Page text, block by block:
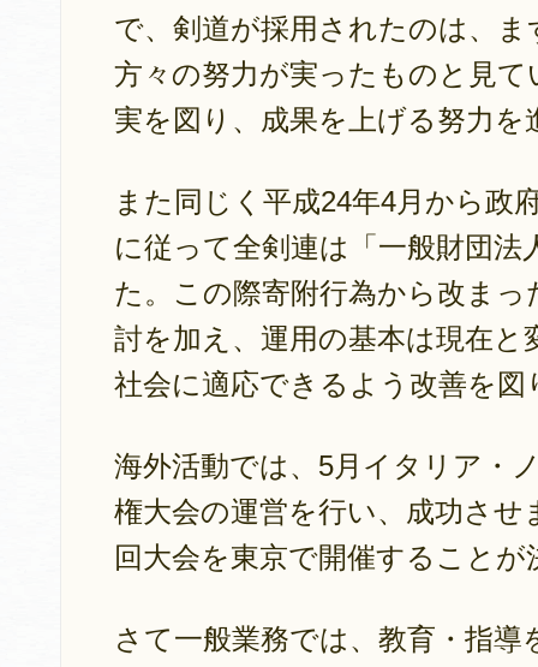
で、剣道が採用されたのは、
方々の努力が実ったものと見
実を図り、成果を上げる努力
また同じく平成24年4月から政
に従って全剣連は「一般財団
た。この際寄附行為から改ま
討を加え、運用の基本は現在
社会に適応できるよう改善を図
海外活動では、5月イタリア・
権大会の運営を行い、成功さ
回大会を東京で開催すること
さて一般業務では、教育・指